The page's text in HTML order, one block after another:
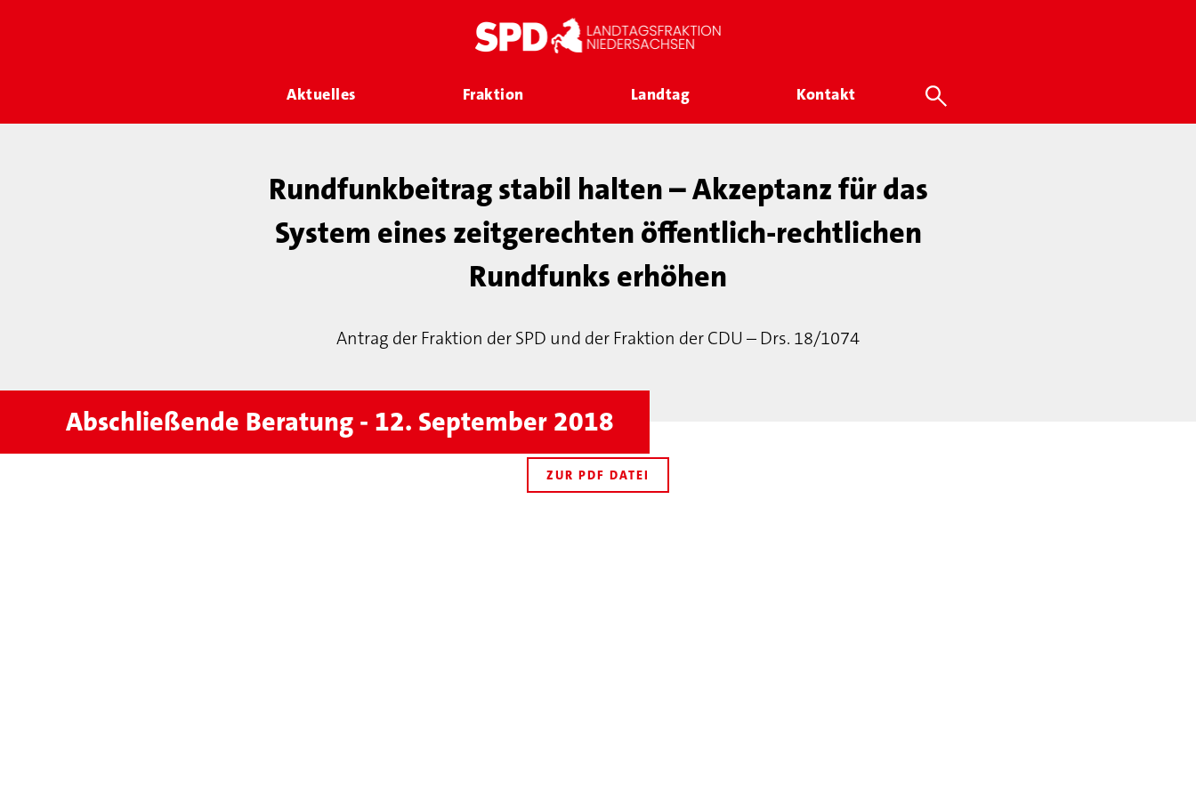
Aktuelles Fraktion Landtag Kontakt
Rundfunkbeitrag stabil halten – Akzeptanz für das
System eines zeitgerechten öffentlich-rechtlichen
Rundfunks erhöhen
Antrag der Fraktion der SPD und der Fraktion der CDU – Drs. 18/1074
Abschließende Beratung - 12. September 2018
ZUR PDF DATEI